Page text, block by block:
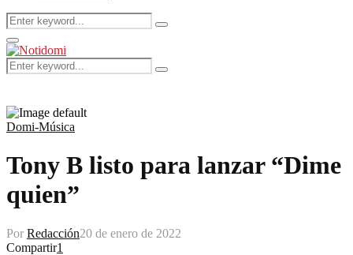
Search
for:
Search
Primary
Menu
Search
for:
Search
Domi-Música
Tony B listo para lanzar “Dime
quien”
Por Redacción20 de enero de 2022
Compartir1